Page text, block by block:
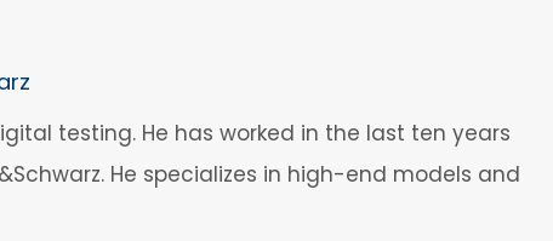
testing. He has worked in the last ten years
He specializes in high-end models and